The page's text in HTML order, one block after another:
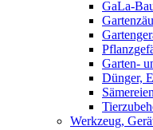
GaLa-
Garten-
Dünger,
Sämereien
Werkzeug,